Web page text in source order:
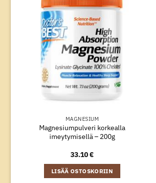
MAGNESIUM
Magnesiumpulveri korkealla
imeytymisellä – 200g
33.10€
LISÄÄ OSTOSKORIIN